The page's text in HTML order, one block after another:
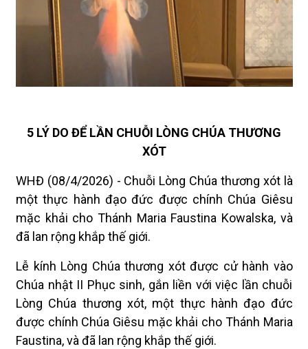
5 LÝ DO ĐỂ LẦN CHUỖI LÒNG CHÚA THƯƠNG
XÓT
WHĐ (08/4/2026) - Chuỗi Lòng Chúa thương xót là
một thực hành đạo đức được chính Chúa Giêsu
mặc khải cho Thánh Maria Faustina Kowalska, và
đã lan rộng khắp thế giới.
Lễ kính Lòng Chúa thương xót được cử hành vào
Chúa nhật II Phục sinh, gắn liền với việc lần chuỗi
Lòng Chúa thương xót, một thực hành đạo đức
được chính Chúa Giêsu mặc khải cho Thánh Maria
Faustina, và đã lan rộng khắp thế giới.